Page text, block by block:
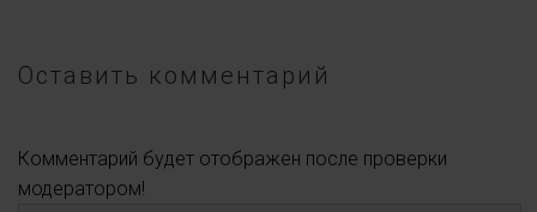
Оставить комментарий
Комментарий будет отображен после проверки
модератором!